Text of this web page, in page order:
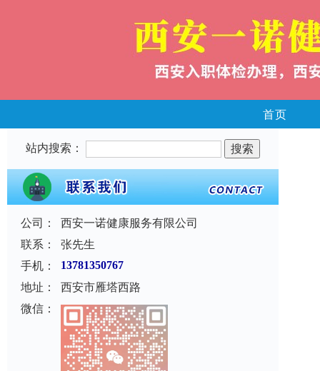
首页
站内搜索：
公司：
西安一诺健康服务有限公司
联系：
张先生
手机：
13781350767
地址：
西安市雁塔西路
微信：